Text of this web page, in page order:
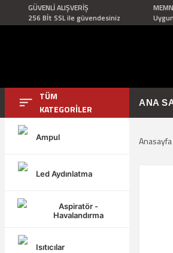
GÜVENLİ ALIŞVERİŞ
256 Bİt SSL ile güvendesiniz
TÜM
KATEGORİLER
Ampul
Led Aydınlatma
Aspiratör -
Havalandırma
Isıtıcılar
ANA
Anasayfa